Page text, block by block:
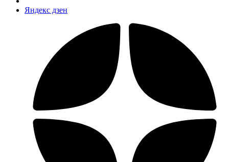
Яндекс дзен